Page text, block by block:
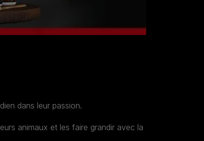
dans leur passion.
animaux et les faire grandir avec la